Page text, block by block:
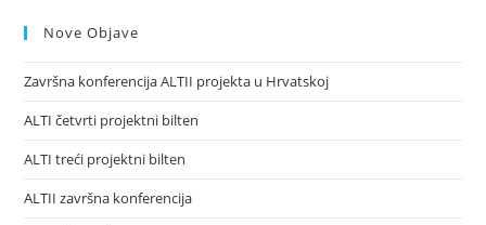
Nove Objave
Završna konferencija ALTII projekta u Hrvatskoj
ALTI četvrti projektni bilten
ALTI treći projektni bilten
ALTII završna konferencija